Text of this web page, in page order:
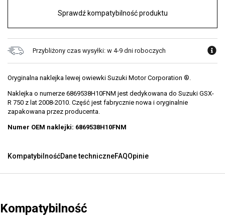
Sprawdź kompatybilność produktu
Przybliżony czas wysyłki: w 4-9 dni roboczych
Oryginalna naklejka lewej owiewki Suzuki Motor Corporation ®.
Naklejka o numerze 6869538H10FNM jest dedykowana do Suzuki GSX-
R 750 z lat 2008-2010. Część jest fabrycznie nowa i oryginalnie
zapakowana przez producenta.
Numer OEM naklejki: 6869538H10FNM
KompatybilnośćDane techniczneFAQOpinie
Kompatybilność